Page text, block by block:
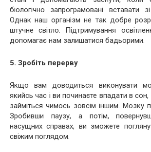
біологічно запрограмовані вставати
Однак наш організм не так добре
штучне світло. Підтримування
допомагає нам залишатися бадьорими.
5. Зробіть перерву
Якщо вам доводиться виконувати
якийсь час і ви починаєте впадати в сон,
займіться чимось зовсім іншим. Мозку
Зробивши паузу, а потім,
насущних справах, ви зможете
свіжим поглядом.